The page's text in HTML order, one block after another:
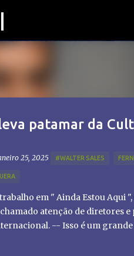
patamar da
25, 2025 #WALTER SALES
em " Ainda Estou Aqui
atenção de diretores
-- Isso é um grande